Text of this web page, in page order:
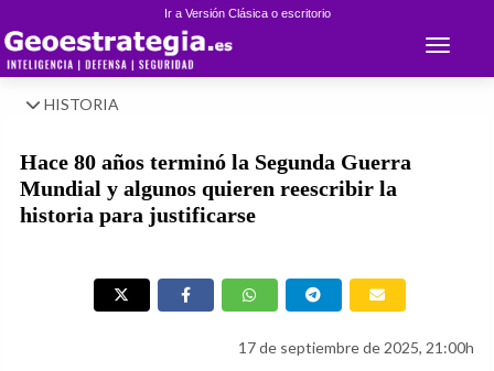
Ir a Versión Clásica o escritorio
Toggle
HISTORIA
Hace 80 años terminó la Segunda Guerra
Mundial y algunos quieren reescribir la
historia para justificarse
17 de septiembre de 2025, 21:00h